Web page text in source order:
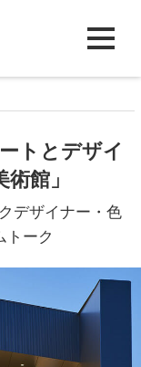
トとデザイ
館」
デザイナー・色
トーク